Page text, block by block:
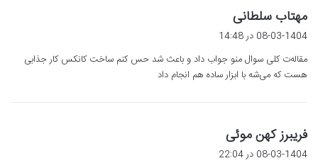
مهتاب سلطانی
:
08-03-1404 در 14:48
مقاله‌ت کلی سوال منو جواب داد و باعث شد حس کنم ساخت کانکس کار جذابی
هست که می‌شه با ابزار ساده هم انجام داد
فریبرز کهن موئی
ف
08-03-1404 در 22:04